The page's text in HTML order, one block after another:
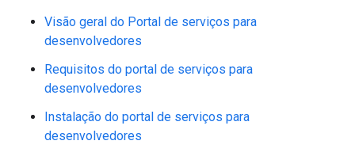
Visão geral do Portal de serviços para
desenvolvedores
Requisitos do portal de serviços para
desenvolvedores
Instalação do portal de serviços para
desenvolvedores